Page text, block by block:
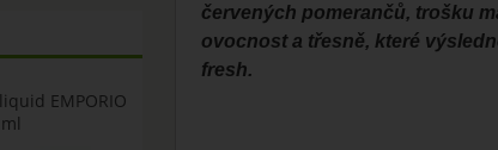
červených pomerančů, trošku
ovocnost a třesně, které
fresh.
EMPORIO